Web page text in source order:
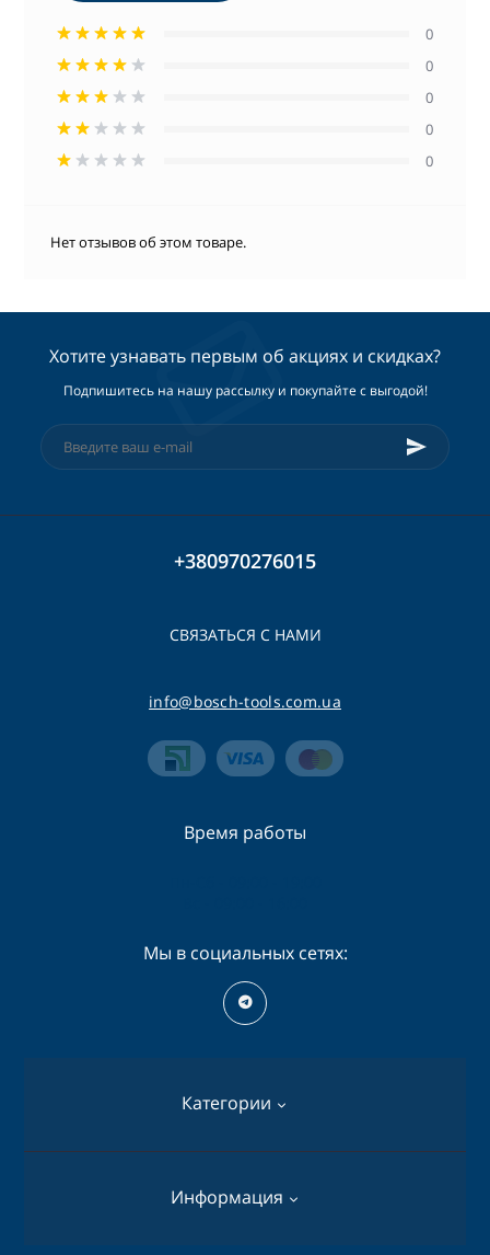
0
0
0
0
0
Нет отзывов об этом товаре.
Хотите узнавать первым об акциях и скидках?
Подпишитесь на нашу рассылку и покупайте с выгодой!
+380970276015
СВЯЗАТЬСЯ С НАМИ
info@bosch-tools.com.ua
Категории
Перфораторы
Информация
Время работы
Мы в социальных сетях: